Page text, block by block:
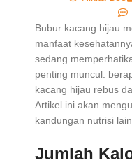
Bubur kacang hijau
manfaat
sedang
penting muncul:
kacang hijau rebus
Artikel ini akan
kandungan nutrisi
Jumlah